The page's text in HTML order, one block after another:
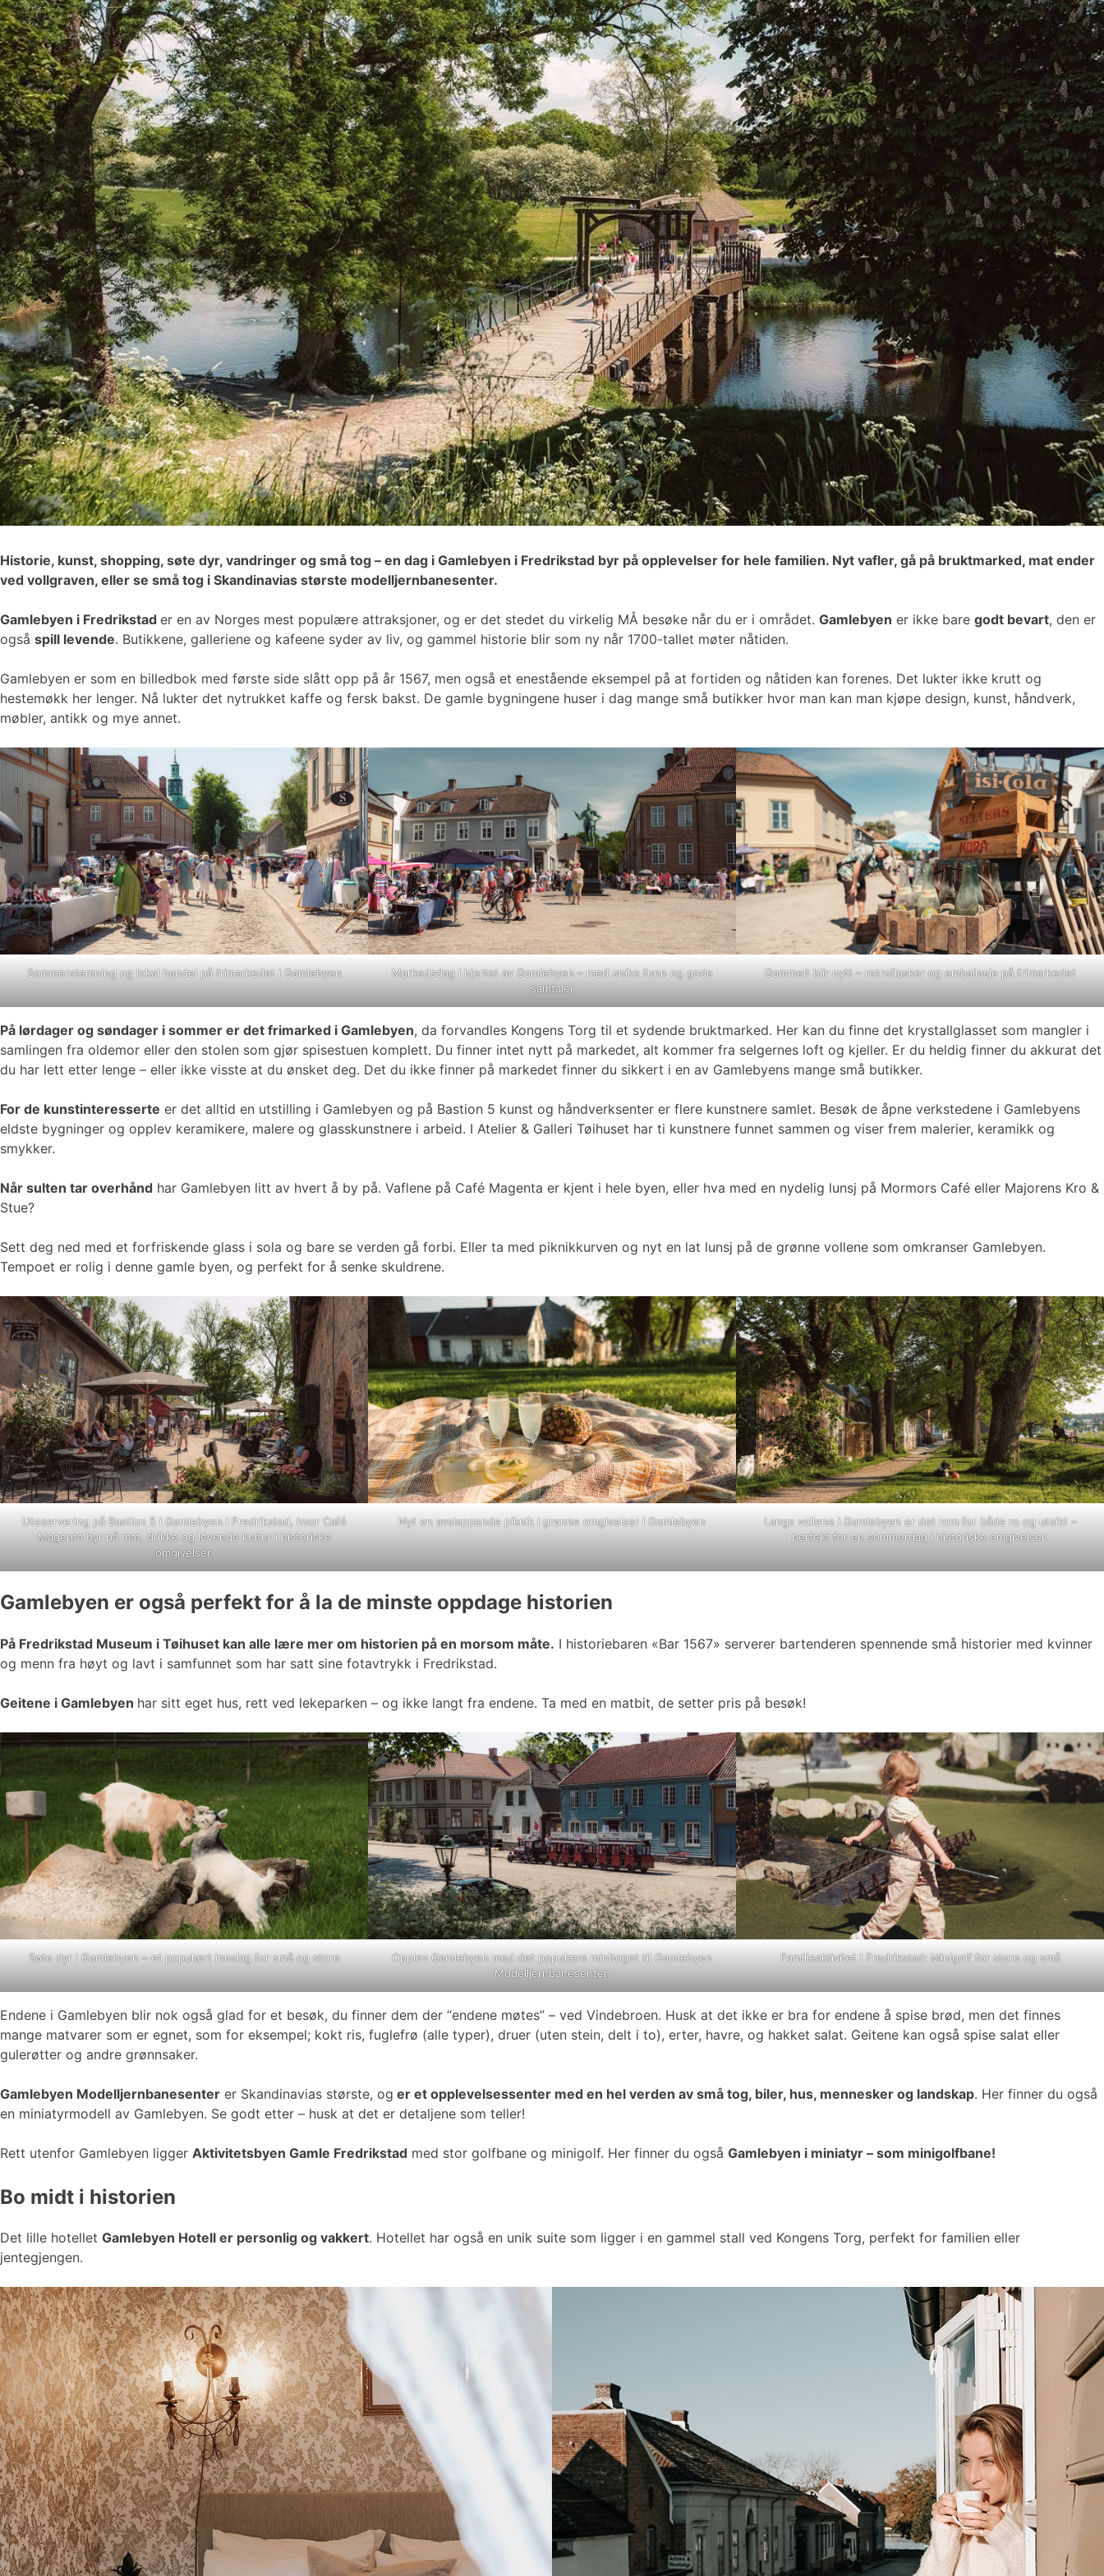
Historie, kunst, shopping, søte dyr, vandringer og små tog – en dag i Gamlebyen i Fredrikstad byr på opplevelser for hele familien. Nyt vafler, gå på bruktmarked, mat ender
ved vollgraven, eller se små tog i Skandinavias største modelljernbanesenter.
Gamlebyen i Fredrikstad er en av Norges mest populære attraksjoner, og er det stedet du virkelig MÅ besøke når du er i området. Gamlebyen er ikke bare godt bevart, den er
også spill levende. Butikkene, galleriene og kafeene syder av liv, og gammel historie blir som ny når 1700-tallet møter nåtiden.
Gamlebyen er som en billedbok med første side slått opp på år 1567, men også et enestående eksempel på at fortiden og nåtiden kan forenes. Det lukter ikke krutt og
hestemøkk her lenger. Nå lukter det nytrukket kaffe og fersk bakst. De gamle bygningene huser i dag mange små butikker hvor man kan man kjøpe design, kunst, håndverk,
møbler, antikk og mye annet.
Sommerstemning og lokal handel på frimarkedet i Gamlebyen
Markedsdag i hjertet av Gamlebyen – med unike funn og gode
samtaler
Gammelt blir nytt – retroflasker og emballasje på frimarkedet
På lørdager og søndager i sommer er det frimarked i Gamlebyen, da forvandles Kongens Torg til et sydende bruktmarked. Her kan du finne det krystallglasset som mangler i
samlingen fra oldemor eller den stolen som gjør spisestuen komplett. Du finner intet nytt på markedet, alt kommer fra selgernes loft og kjeller. Er du heldig finner du akkurat det
du har lett etter lenge – eller ikke visste at du ønsket deg. Det du ikke finner på markedet finner du sikkert i en av Gamlebyens mange små butikker.
For de kunstinteresserte er det alltid en utstilling i Gamlebyen og på Bastion 5 kunst og håndverksenter er flere kunstnere samlet. Besøk de åpne verkstedene i Gamlebyens
eldste bygninger og opplev keramikere, malere og glasskunstnere i arbeid. I Atelier & Galleri Tøihuset har ti kunstnere funnet sammen og viser frem malerier, keramikk og
smykker.
Når sulten tar overhånd har Gamlebyen litt av hvert å by på. Vaflene på Café Magenta er kjent i hele byen, eller hva med en nydelig lunsj på Mormors Café eller Majorens Kro &
Stue?
Sett deg ned med et forfriskende glass i sola og bare se verden gå forbi. Eller ta med piknikkurven og nyt en lat lunsj på de grønne vollene som omkranser Gamlebyen.
Tempoet er rolig i denne gamle byen, og perfekt for å senke skuldrene.
Uteservering på Bastion 5 i Gamlebyen i Fredrikstad, hvor Café
Magenta byr på mat, drikke og levende kultur i historiske
omgivelser.
Nyt en avslappende piknik i grønne omgivelser i Gamlebyen
Langs vollene i Gamlebyen er det rom for både ro og utsikt –
perfekt for en sommerdag i historiske omgivelser.
Gamlebyen er også perfekt for å la de minste oppdage historien
På Fredrikstad Museum i Tøihuset kan alle lære mer om historien på en morsom måte. I historiebaren «Bar 1567» serverer bartenderen spennende små historier med kvinner
og menn fra høyt og lavt i samfunnet som har satt sine fotavtrykk i Fredrikstad.
Geitene i Gamlebyen har sitt eget hus, rett ved lekeparken – og ikke langt fra endene. Ta med en matbit, de setter pris på besøk!
Søte dyr i Gamlebyen – et populært innslag for små og store
Opplev Gamlebyen med det populære minitoget til Gamlebyen
Modelljernbanesenter.
Familieaktivitet i Fredrikstad: Minigolf for store og små
Endene i Gamlebyen blir nok også glad for et besøk, du finner dem der “endene møtes” – ved Vindebroen. Husk at det ikke er bra for endene å spise brød, men det finnes
mange matvarer som er egnet, som for eksempel; kokt ris, fuglefrø (alle typer), druer (uten stein, delt i to), erter, havre, og hakket salat. Geitene kan også spise salat eller
gulerøtter og andre grønnsaker.
Gamlebyen Modelljernbanesenter er Skandinavias største, og er et opplevelsessenter med en hel verden av små tog, biler, hus, mennesker og landskap. Her finner du også
en miniatyrmodell av Gamlebyen. Se godt etter – husk at det er detaljene som teller!
Rett utenfor Gamlebyen ligger Aktivitetsbyen Gamle Fredrikstad med stor golfbane og minigolf. Her finner du også Gamlebyen i miniatyr – som minigolfbane!
Bo midt i historien
Det lille hotellet Gamlebyen Hotell er personlig og vakkert. Hotellet har også en unik suite som ligger i en gammel stall ved Kongens Torg, perfekt for familien eller
jentegjengen.